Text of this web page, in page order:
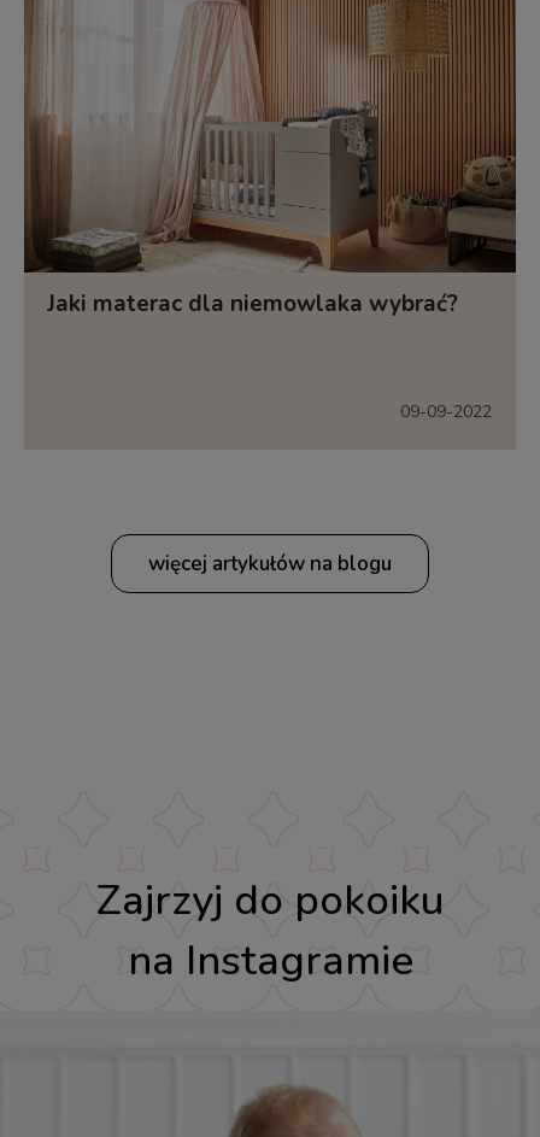
Jaki materac dla niemowlaka wybrać?
09-09-2022
więcej artykułów na blogu
Zajrzyj do pokoiku
na Instagramie